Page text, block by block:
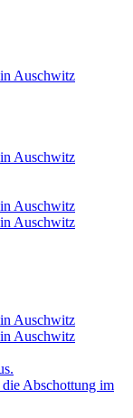
Auschwitz
Auschwitz
Auschwitz
Auschwitz
Auschwitz
Auschwitz
Abschottung im